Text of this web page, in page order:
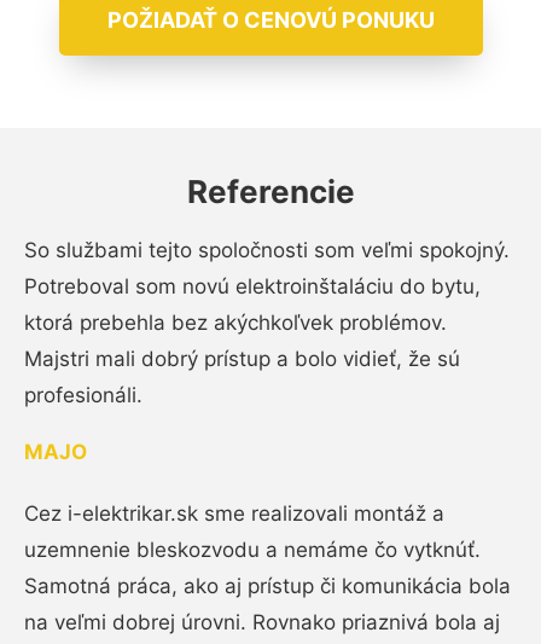
POŽIADAŤ O CENOVÚ PONUKU
Referencie
So službami tejto spoločnosti som veľmi spokojný.
Potreboval som novú elektroinštaláciu do bytu,
ktorá prebehla bez akýchkoľvek problémov.
Majstri mali dobrý prístup a bolo vidieť, že sú
profesionáli.
MAJO
Cez i-elektrikar.sk sme realizovali montáž a
uzemnenie bleskozvodu a nemáme čo vytknúť.
Samotná práca, ako aj prístup či komunikácia bola
na veľmi dobrej úrovni. Rovnako priaznivá bola aj